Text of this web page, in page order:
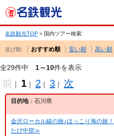
名鉄観光TOP > 国内ツアー検索
並び順: おすすめ順 安い順 高い順
全29件中 1～10件を表示
前 ｜ 1 ｜ 2 ｜ 3 ｜ 次
目的地：石川県
金沢ローカル線の旅♪ほっこり海の
たび中部≫